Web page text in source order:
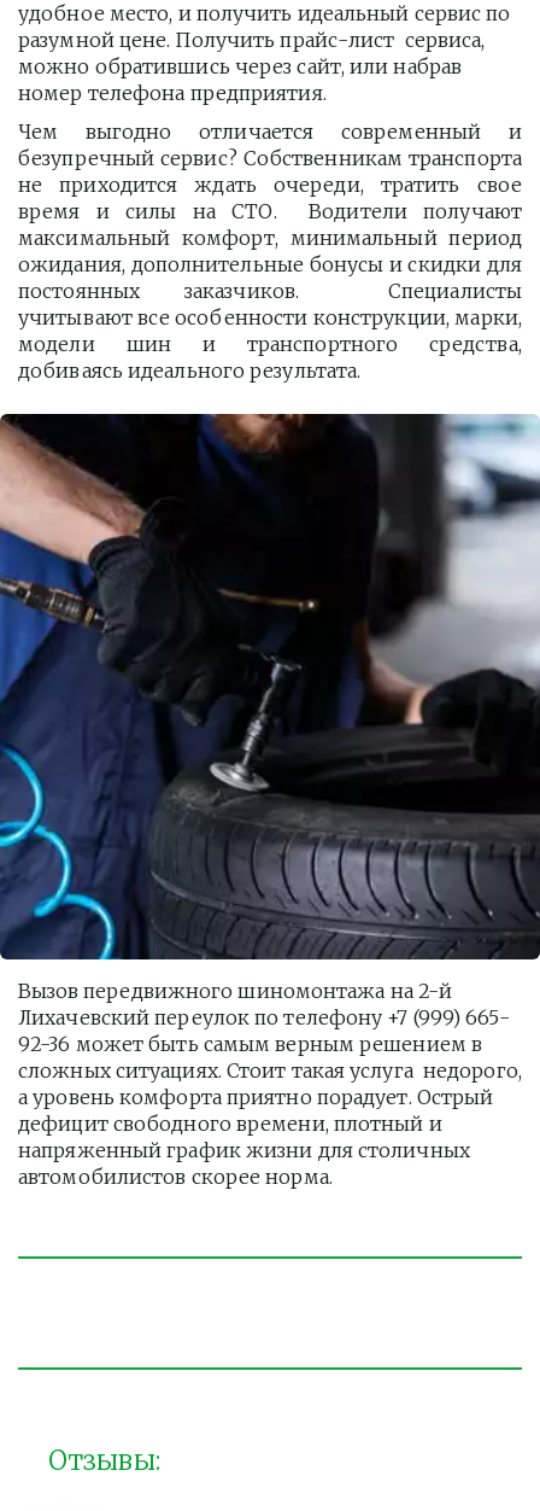
удобное место, и получить идеальный сервис по
разумной цене. Получить прайс-лист  сервиса,
можно обратившись через сайт, или набрав
номер телефона предприятия.
Чем выгодно отличается современный и
безупречный сервис? Собственникам транспорта
не приходится ждать очереди, тратить свое
время и силы на СТО. Водители получают
максимальный комфорт, минимальный период
ожидания, дополнительные бонусы и скидки для
постоянных заказчиков. Специалисты
учитывают все особенности конструкции, марки,
модели шин и транспортного средства,
добиваясь идеального результата.
Вызов передвижного шиномонтажа на 2-й
Лихачевский переулок по телефону +7 (999) 665-
92-36 может быть самым верным решением в
сложных ситуациях. Стоит такая услуга  недорого,
а уровень комфорта приятно порадует. Острый
дефицит свободного времени, плотный и
напряженный график жизни для столичных
автомобилистов скорее норма.
Отзывы: